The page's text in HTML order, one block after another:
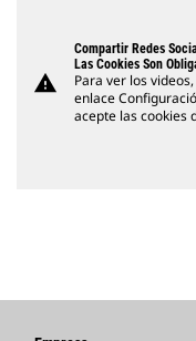
warning
Compartir Redes
Las Cookies Son
Para ver los
enlace
acepte las cookies